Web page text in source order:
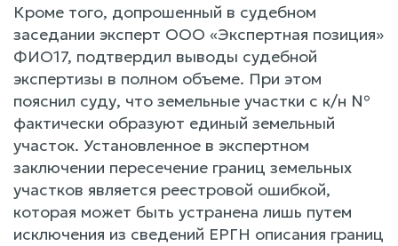
Кроме того, допрошенный в судебном
заседании эксперт ООО «Экспертная позиция»
ФИО17, подтвердил выводы судебной
экспертизы в полном объеме. При этом
пояснил суду, что земельные участки с к/н №
фактически образуют единый земельный
участок. Установленное в экспертном
заключении пересечение границ земельных
участков является реестровой ошибкой,
которая может быть устранена лишь путем
исключения из сведений ЕРГН описания границ